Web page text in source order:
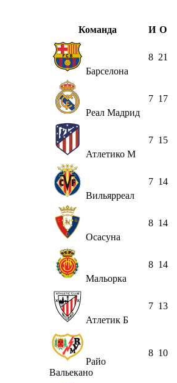
Команда И О
Барселона
8 21
Реал Мадрид
7 17
Атлетико М
7 15
Вильярреал
7 14
Осасуна
8 14
Мальорка
8 14
Атлетик Б
7 13
Райо
Вальекано
8 10